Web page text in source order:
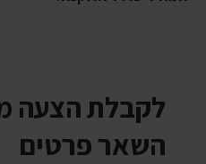
לקבלת הצעה
השאר פרטים